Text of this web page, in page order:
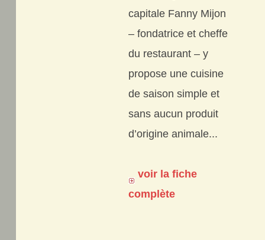
capitale Fanny Mijon
– fondatrice et cheffe
du restaurant – y
propose une cuisine
de saison simple et
sans aucun produit
d’origine animale...
voir la fiche
complète